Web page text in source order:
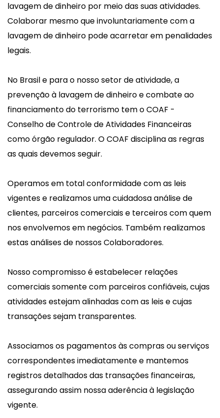
lavagem de dinheiro por meio das suas atividades.
Colaborar mesmo que involuntariamente com a
lavagem de dinheiro pode acarretar em penalidades
legais.
No Brasil e para o nosso setor de atividade, a
prevenção à lavagem de dinheiro e combate ao
financiamento do terrorismo tem o COAF -
Conselho de Controle de Atividades Financeiras
como órgão regulador. O COAF disciplina as regras
as quais devemos seguir.
Operamos em total conformidade com as leis
vigentes e realizamos uma cuidadosa análise de
clientes, parceiros comerciais e terceiros com quem
nos envolvemos em negócios. Também realizamos
estas análises de nossos Colaboradores.
Nosso compromisso é estabelecer relações
comerciais somente com parceiros confiáveis, cujas
atividades estejam alinhadas com as leis e cujas
transações sejam transparentes.
Associamos os pagamentos às compras ou serviços
correspondentes imediatamente e mantemos
registros detalhados das transações financeiras,
assegurando assim nossa aderência à legislação
vigente.